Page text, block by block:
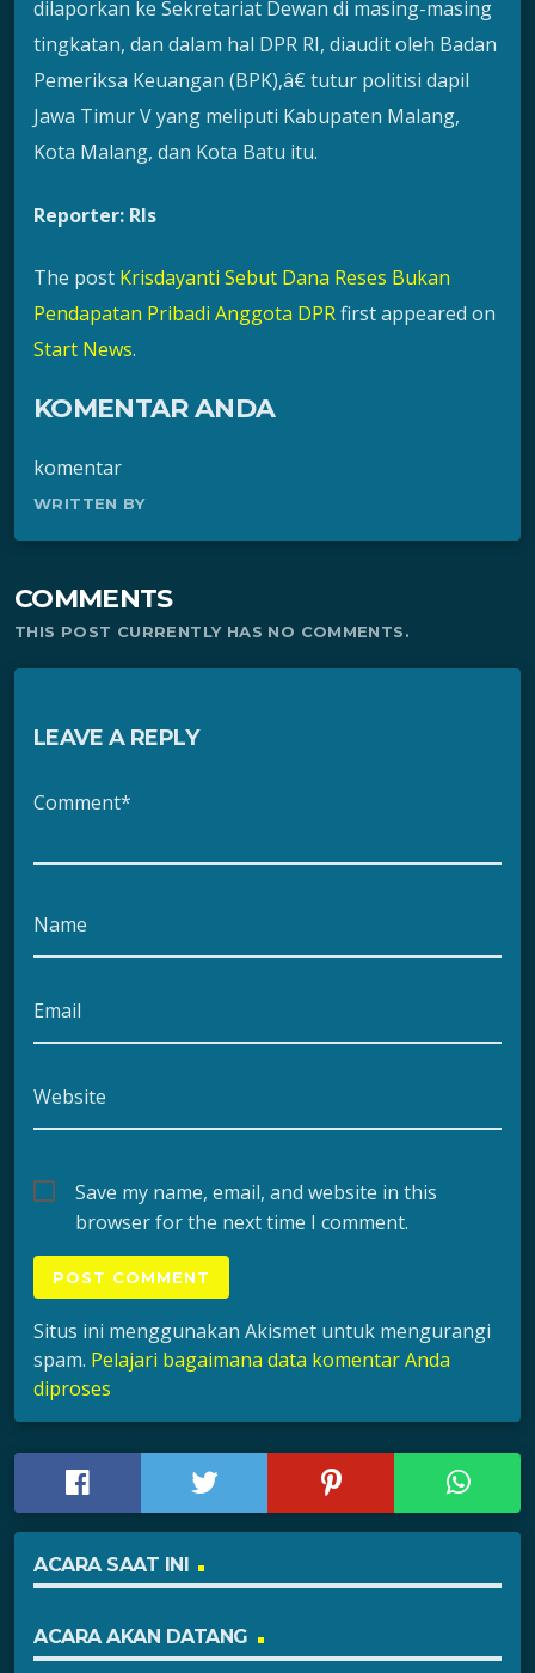
dilaporkan ke Sekretariat Dewan di masing-masing
tingkatan, dan dalam hal DPR RI, diaudit oleh Badan
Pemeriksa Keuangan (BPK),â€ tutur politisi dapil
Jawa Timur V yang meliputi Kabupaten Malang,
Kota Malang, dan Kota Batu itu.
Reporter: Rls
The post Krisdayanti Sebut Dana Reses Bukan
Pendapatan Pribadi Anggota DPRfirst appeared on
Start News.
KOMENTAR ANDA
komentar
WRITTEN BY
COMMENTS
THIS POST CURRENTLY HAS NO COMMENTS.
LEAVE A REPLY
Comment*
Name
Email
Website
Save my name, email, and website in this
browser for the next time I comment.
Situs ini menggunakan Akismet untuk mengurangi
spam. Pelajari bagaimana data komentar Anda
diproses
ACARA SAAT INI
ACARA AKAN DATANG